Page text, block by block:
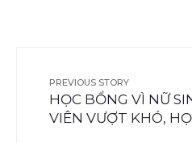
PREVIOUS STORY
HỌC BỔNG VÌ NỮ
VIÊN VƯỢT KHÓ,